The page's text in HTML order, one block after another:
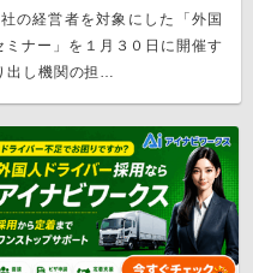
の経営者を対象にした「外国
ミナー」を１月３０日に開催す
出し機関の担…